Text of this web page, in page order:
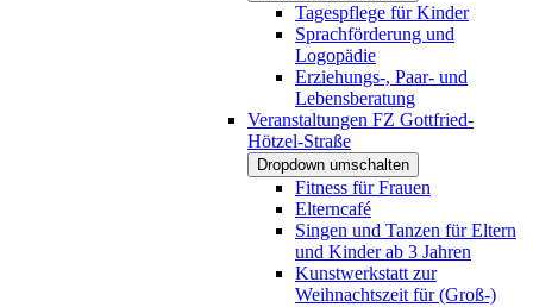
Tagespflege für Kinder
Sprachförderung und
Logopädie
Erziehungs-, Paar- und
Lebensberatung
Veranstaltungen FZ Gottfried-
Hötzel-Straße
Dropdown umschalten
Fitness für Frauen
Elterncafé
Singen und Tanzen für Eltern
und Kinder ab 3 Jahren
Kunstwerkstatt zur
Weihnachtszeit für (Groß-)